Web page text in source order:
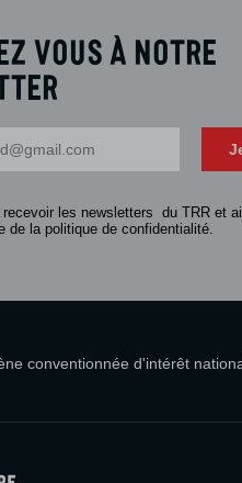
vous à notre
recevoir les newsletters du TRR et
de la politique de confidentialité.
conventionnée d'intérêt